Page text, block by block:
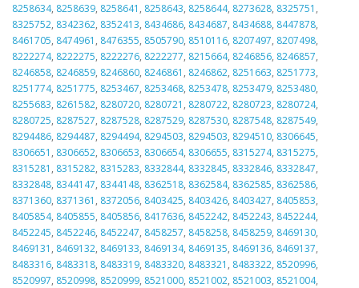
8258634, 8258639, 8258641 , 8258643, 8258644, 8273628, 8325751 ,
8325752, 8342362, 8352413, 8434686, 8434687, 8434688, 8447878,
8461705, 8474961 , 8476355, 8505790, 8510116, 8207497, 8207498,
8222274, 8222275, 8222276, 8222277, 8215664, 8246856, 8246857,
8246858, 8246859, 8246860, 8246861 , 8246862, 8251663, 8251773,
8251774, 8251775, 8253467, 8253468, 8253478, 8253479, 8253480,
8255683, 8261582, 8280720, 8280721 , 8280722, 8280723, 8280724,
8280725, 8287527, 8287528, 8287529, 8287530, 8287548, 8287549,
8294486, 8294487, 8294494, 8294503, 8294503, 8294510, 8306645,
8306651 , 8306652, 8306653, 8306654, 8306655, 8315274, 8315275,
8315281 , 8315282, 8315283, 8332844, 8332845, 8332846, 8332847,
8332848, 8344147, 8344148, 8362518, 8362584, 8362585, 8362586,
8371360, 8371361 , 8372056, 8403425, 8403426, 8403427, 8405853,
8405854, 8405855, 8405856, 8417636, 8452242, 8452243, 8452244,
8452245, 8452246, 8452247, 8458257, 8458258, 8458259, 8469130,
8469131 , 8469132, 8469133, 8469134, 8469135, 8469136, 8469137,
8483316, 8483318, 8483319, 8483320, 8483321 , 8483322, 8520996,
8520997, 8520998, 8520999, 8521000, 8521002, 8521003, 8521004,